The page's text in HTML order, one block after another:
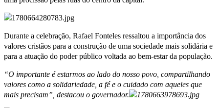
Durante a celebração, Rafael Fonteles ressaltou a importância dos
valores cristãos para a construção de uma sociedade mais solidária e
para a atuação do poder público voltada ao bem-estar da população.
“O importante é estarmos ao lado do nosso povo, compartilhando
valores como a solidariedade, a fé e o cuidado com aqueles que
mais precisam”, destacou o governador.